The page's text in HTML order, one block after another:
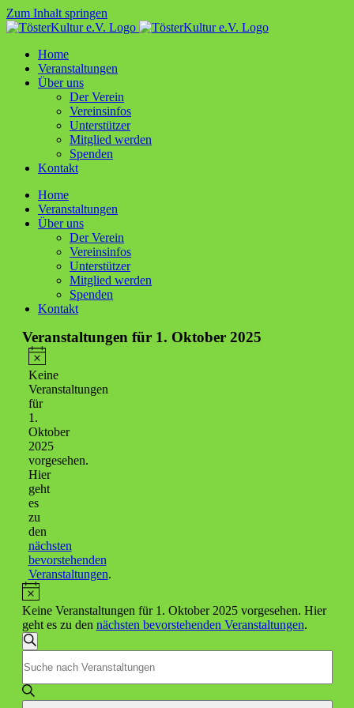
Zum Inhalt springen
Home
Ver­an­stal­tun­gen
Über uns
Der Ver­ein
Ver­ein­sin­fos
Unter­stüt­zer
Mit­glied werden
Spen­den
Kon­takt
Home
Ver­an­stal­tun­gen
Über uns
Der Ver­ein
Ver­ein­sin­fos
Unter­stüt­zer
Mit­glied werden
Spen­den
Kon­takt
Veranstaltungen für 1. Oktober 2025
Hinweis
Keine
Veranstaltungen
für
1.
Oktober
2025
vorgesehen.
Hier
geht
es
zu
den
nächsten
bevorstehenden
Veranstaltungen.
Hinweis
Keine Veranstaltungen für 1. Oktober 2025 vorgesehen. Hier
geht es zu den nächsten bevorstehenden Veranstaltungen.
Veranstaltungen
Suche
und
Suche
Schlüsselwort
eingeben.
Suche